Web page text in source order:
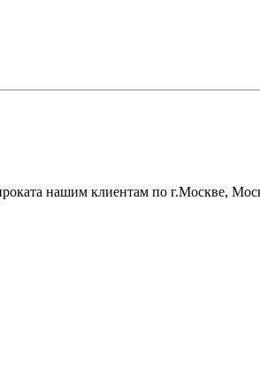
нашим клиентам по г.Москве,